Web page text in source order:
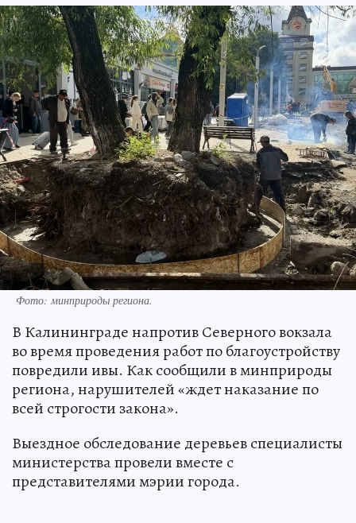
Фото: минприроды региона.
В Калининграде напротив Северного вокзала
во время проведения работ по благоустройству
повредили ивы. Как сообщили в минприроды
региона, нарушителей «ждет наказание по
всей строгости закона».
Выездное обследование деревьев специалисты
министерства провели вместе с
представителями мэрии города.